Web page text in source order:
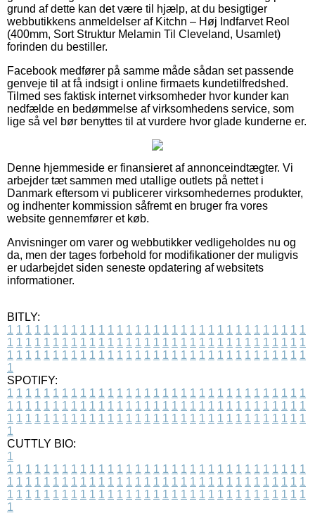
grund af dette kan det være til hjælp, at du besigtiger
webbutikkens anmeldelser af Kitchn – Høj Indfarvet Reol
(400mm, Sort Struktur Melamin Til Cleveland, Usamlet)
forinden du bestiller.
Facebook medfører på samme måde sådan set passende
genveje til at få indsigt i online firmaets kundetilfredshed.
Tilmed ses faktisk internet virksomheder hvor kunder kan
nedfælde en bedømmelse af virksomhedens service, som
lige så vel bør benyttes til at vurdere hvor glade kunderne er.
Denne hjemmeside er finansieret af annonceindtægter. Vi
arbejder tæt sammen med utallige outlets på nettet i
Danmark eftersom vi publicerer virksomhedernes produkter,
og indhenter kommission såfremt en bruger fra vores
website gennemfører et køb.
Anvisninger om varer og webbutikker vedligeholdes nu og
da, men der tages forbehold for modifikationer der muligvis
er udarbejdet siden seneste opdatering af websitets
informationer.
BITLY:
1 1 1 1 1 1 1 1 1 1 1 1 1 1 1 1 1 1 1 1 1 1 1 1 1 1 1 1 1 1 1 1 1
1 1 1 1 1 1 1 1 1 1 1 1 1 1 1 1 1 1 1 1 1 1 1 1 1 1 1 1 1 1 1 1 1
1 1 1 1 1 1 1 1 1 1 1 1 1 1 1 1 1 1 1 1 1 1 1 1 1 1 1 1 1 1 1 1 1
1
SPOTIFY:
1 1 1 1 1 1 1 1 1 1 1 1 1 1 1 1 1 1 1 1 1 1 1 1 1 1 1 1 1 1 1 1 1
1 1 1 1 1 1 1 1 1 1 1 1 1 1 1 1 1 1 1 1 1 1 1 1 1 1 1 1 1 1 1 1 1
1 1 1 1 1 1 1 1 1 1 1 1 1 1 1 1 1 1 1 1 1 1 1 1 1 1 1 1 1 1 1 1 1
1
CUTTLY BIO:
1
1 1 1 1 1 1 1 1 1 1 1 1 1 1 1 1 1 1 1 1 1 1 1 1 1 1 1 1 1 1 1 1 1
1 1 1 1 1 1 1 1 1 1 1 1 1 1 1 1 1 1 1 1 1 1 1 1 1 1 1 1 1 1 1 1 1
1 1 1 1 1 1 1 1 1 1 1 1 1 1 1 1 1 1 1 1 1 1 1 1 1 1 1 1 1 1 1 1 1
1